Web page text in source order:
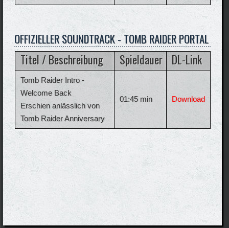
OFFIZIELLER SOUNDTRACK - TOMB RAIDER PORTAL
Titel / Beschreibung Spieldauer DL-Link
Tomb Raider Intro -
Welcome Back
Erschien anlässlich von
Tomb Raider Anniversary
01:45 min Download